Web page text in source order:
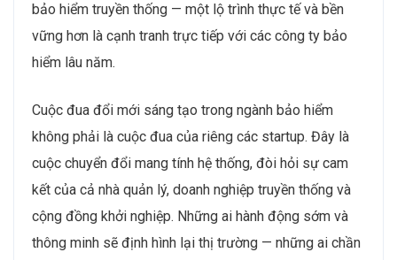
bảo hiểm truyền thống — một lộ trình thực tế và bền
vững hơn là cạnh tranh trực tiếp với các công ty bảo
hiểm lâu năm.
Cuộc đua đổi mới sáng tạo trong ngành bảo hiểm
không phải là cuộc đua của riêng các startup. Đây là
cuộc chuyển đổi mang tính hệ thống, đòi hỏi sự cam
kết của cả nhà quản lý, doanh nghiệp truyền thống và
cộng đồng khởi nghiệp. Những ai hành động sớm và
thông minh sẽ định hình lại thị trường — những ai chần